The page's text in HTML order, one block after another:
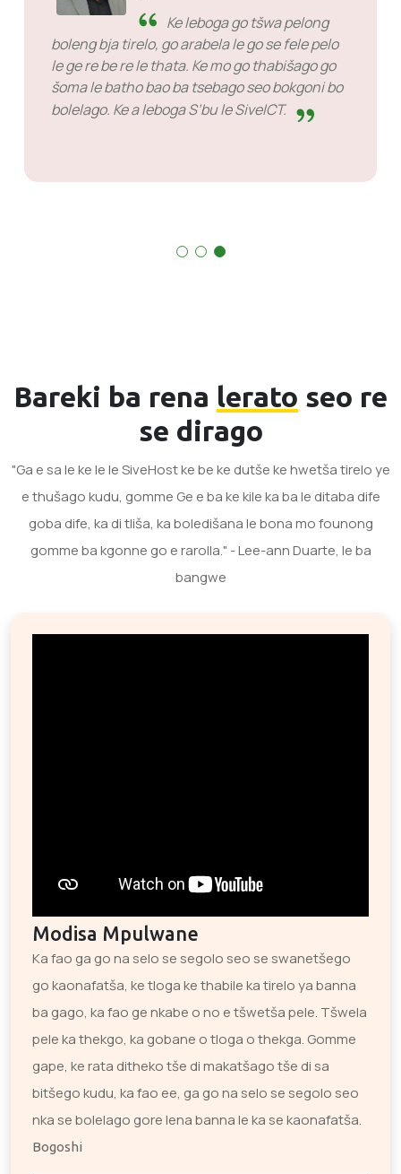
SiveHost pele ga nako -
SiveHost gantši ke kgato pele
gomme bontši ba tseba ditaba
pele ga nako. Go na le melato ye mengwe yeo
ke ilego ka swanelwa ke go leta karabo eupša
seo ga se selo sa go swara kgahlanong le
Bareki ba rena lerato seo re
se dirago
"Ga e sa le ke le le SiveHost ke be ke dutše ke hwetša tirelo ye
e thušago kudu, gomme Ge e ba ke kile ka ba le ditaba dife
goba dife, ka di tliša, ka boledišana le bona mo founong
gomme ba kgonne go e rarolla." - Lee-ann Duarte, le ba
bangwe
Modisa Mpulwane
Ka fao ga go na selo se segolo seo se swanetšego
go kaonafatša, ke tloga ke thabile ka tirelo ya banna
ba gago, ka fao ge nkabe o no e tšwetša pele. Tšwela
pele ka thekgo, ka gobane o tloga o thekga. Gomme
gape, ke rata ditheko tše di makatšago tše di sa
bitšego kudu, ka fao ee, ga go na selo se segolo seo
nka se bolelago gore lena banna le ka se kaonafatša.
Bogoshi